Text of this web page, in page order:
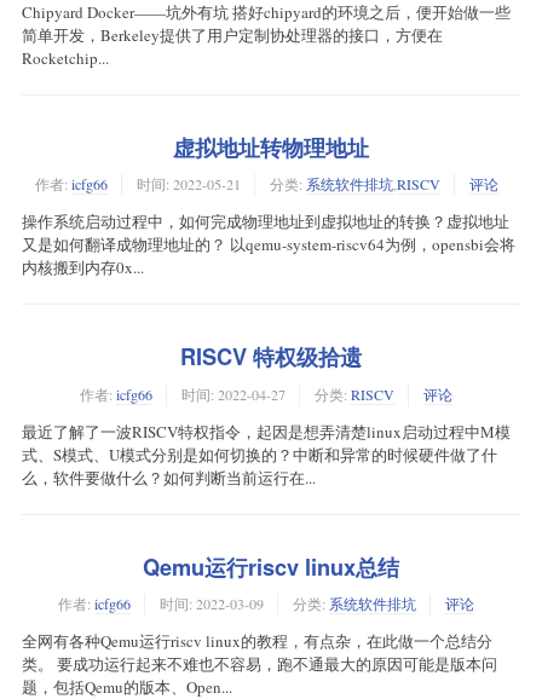
Chipyard Docker——坑外有坑 搭好chipyard的环境之后，便开始做一些
简单开发，Berkeley提供了用户定制协处理器的接口，方便在
Rocketchip...
虚拟地址转物理地址
作者: icfg66 时间: 2022-05-21 分类: 系统软件排坑,RISCV 评论
操作系统启动过程中，如何完成物理地址到虚拟地址的转换？虚拟地址
又是如何翻译成物理地址的？ 以qemu-system-riscv64为例，opensbi会将
内核搬到内存0x...
RISCV 特权级拾遗
作者: icfg66 时间: 2022-04-27 分类: RISCV 评论
最近了解了一波RISCV特权指令，起因是想弄清楚linux启动过程中M模
式、S模式、U模式分别是如何切换的？中断和异常的时候硬件做了什
么，软件要做什么？如何判断当前运行在...
Qemu运行riscv linux总结
作者: icfg66 时间: 2022-03-09 分类: 系统软件排坑 评论
全网有各种Qemu运行riscv linux的教程，有点杂，在此做一个总结分
类。 要成功运行起来不难也不容易，跑不通最大的原因可能是版本问
题，包括Qemu的版本、Open...